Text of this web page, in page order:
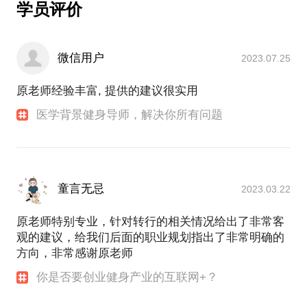
学员评价
微信用户 2023.07.25
原老师经验丰富, 提供的建议很实用
医学背景健身导师，解决你所有问题
童言无忌 2023.03.22
原老师特别专业，针对转行的相关情况给出了非常客
观的建议，给我们后面的职业规划指出了非常明确的
方向，非常感谢原老师
你是否要创业健身产业的互联网+？